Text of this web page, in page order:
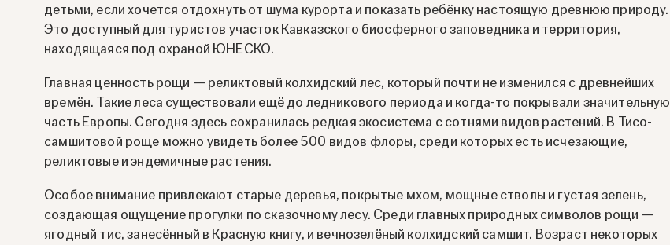
детьми, если хочется отдохнуть от шума курорта и показать ребёнку настоящую древнюю природу.
Это доступный для туристов участок Кавказского биосферного заповедника и территория,
находящаяся под охраной ЮНЕСКО.
Главная ценность рощи — реликтовый колхидский лес, который почти не изменился с древнейших
времён. Такие леса существовали ещё до ледникового периода и когда-то покрывали значительную
часть Европы. Сегодня здесь сохранилась редкая экосистема с сотнями видов растений. В Тисо-
самшитовой роще можно увидеть более 500 видов флоры, среди которых есть исчезающие,
реликтовые и эндемичные растения.
Особое внимание привлекают старые деревья, покрытые мхом, мощные стволы и густая зелень,
создающая ощущение прогулки по сказочному лесу. Среди главных природных символов рощи —
ягодный тис, занесённый в Красную книгу, и вечнозелёный колхидский самшит. Возраст некоторых